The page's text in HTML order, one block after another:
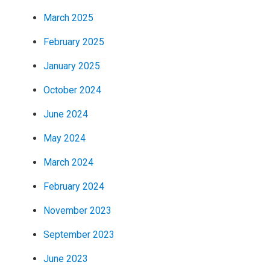
March 2025
February 2025
January 2025
October 2024
June 2024
May 2024
March 2024
February 2024
November 2023
September 2023
June 2023